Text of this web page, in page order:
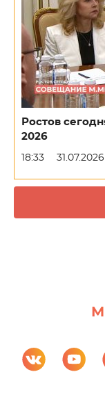
Ростов
2026
18:33 31.07.2026